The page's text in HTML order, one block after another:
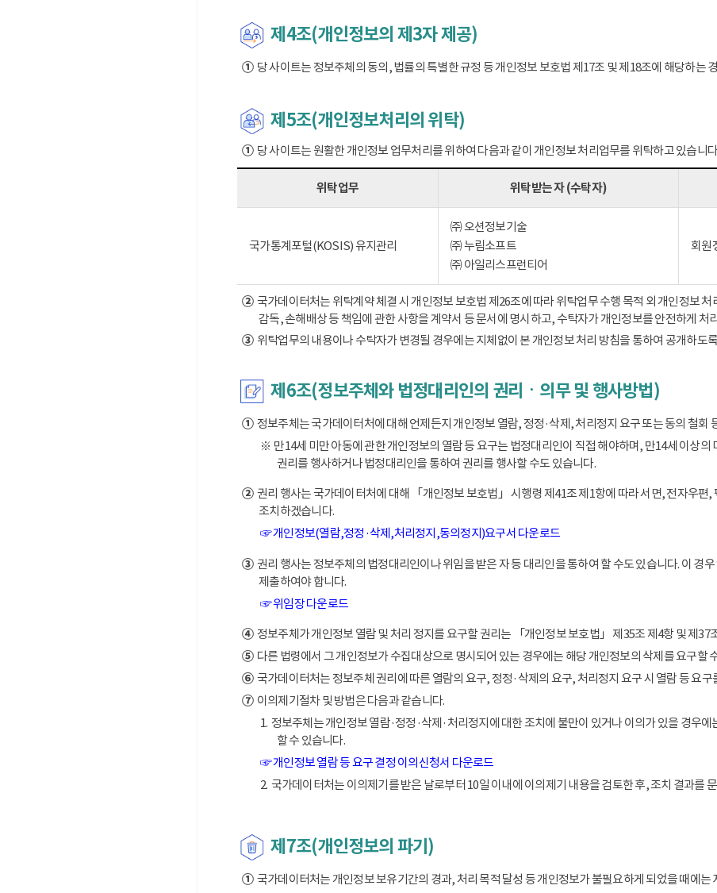
제4조(개인정보의 제3자 제공)
①당 사이트는 정보주체의 동의, 법률의 특별한 규정 등 개인정보 보호법 제17조 및 제18조에 해당하는
제5조(개인정보처리의 위탁)
①당 사이트는 원활한 개인정보 업무처리를 위하여 다음과 같이 개인정보 처리업무를 위탁하고 있습니
위탁업무 위탁받는 자 (수탁자)
국가통계포털(KOSIS) 유지관리
㈜ 오션정보기술
㈜ 누림소프트
㈜ 아일리스프런티어
회원
②국가데이터처는 위탁계약 체결 시 개인정보 보호법 제26조에 따라 위탁업무 수행 목적 외 개인정보
감독, 손해배상 등 책임에 관한 사항을 계약서 등 문서에 명시하고, 수탁자가 개인정보를 안전하게 처
③위탁업무의 내용이나 수탁자가 변경될 경우에는 지체없이 본 개인정보 처리 방침을 통하여 공개하도
제6조(정보주체와 법정대리인의 권리ㆍ의무 및 행사방법)
①정보주체는 국가데이터처에 대해 언제든지 개인정보 열람, 정정·삭제, 처리정지 요구 또는 동의 철회
※ 만14세 미만 아동에 관한 개인정보의 열람 등 요구는 법정대리인이 직접 해야하며, 만14세 이상
권리를 행사하거나 법정대리인을 통하여 권리를 행사할 수도 있습니다.
②권리 행사는 국가데이터처에 대해 「개인정보 보호법」 시행령 제41조 제1항에 따라 서면, 전자우편
조치하겠습니다.
☞ 개인정보(열람,정정·삭제,처리정지,동의정지)요구서 다운로드
③권리 행사는 정보주체의 법정대리인이나 위임을 받은 자 등 대리인을 통하여 할 수도 있습니다. 이 경
제출하여야 합니다.
☞ 위임장 다운로드
④정보주체가 개인정보 열람 및 처리 정지를 요구할 권리는 「개인정보 보호법」 제35조 제4항 및 제37
⑤다른 법령에서 그 개인정보가 수집대상으로 명시되어 있는 경우에는 해당 개인정보의 삭제를 요구할
⑥국가데이터처는 정보주체 권리에 따른 열람의 요구, 정정·삭제의 요구, 처리정지 요구 시 열람 등 요
⑦이의제기절차 및 방법은 다음과 같습니다.
1. 정보주체는 개인정보 열람·정정·삭제·처리정지에 대한 조치에 불만이 있거나 이의가 있을 경우
할 수 있습니다.
☞ 개인정보 열람 등 요구 결정 이의신청서 다운로드
2. 국가데이터처는 이의제기를 받은 날로부터 10일 이내에 이의제기 내용을 검토한 후, 조치 결과를
제7조(개인정보의 파기)
①국가데이터처는 개인정보 보유기간의 경과, 처리 목적 달성 등 개인정보가 불필요하게 되었을 때에는